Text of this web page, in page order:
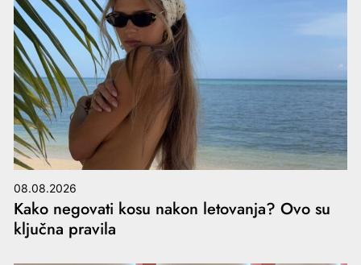
08.08.2026
Kako negovati kosu nakon letovanja? Ovo su
ključna pravila